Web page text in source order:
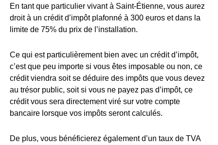
En tant que particulier vivant à Saint-Étienne, vous aurez
droit à un crédit d’impôt plafonné à 300 euros et dans la
limite de 75% du prix de l’installation.
Ce qui est particulièrement bien avec un crédit d’impôt,
c’est que peu importe si vous êtes imposable ou non, ce
crédit viendra soit se déduire des impôts que vous devez
au trésor public, soit si vous ne payez pas d’impôt, ce
crédit vous sera directement viré sur votre compte
bancaire lorsque vos impôts seront calculés.
De plus, vous bénéficierez également d’un taux de TVA